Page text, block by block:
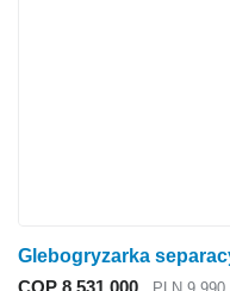
COP 8.531.000